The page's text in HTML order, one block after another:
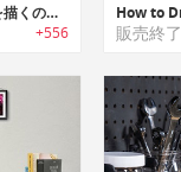
My Drawing Board｜絵を描くのに必要なアイテムをすっきりと収納するドローイングテーブル「マイドローイングボード」
+556 販売終了